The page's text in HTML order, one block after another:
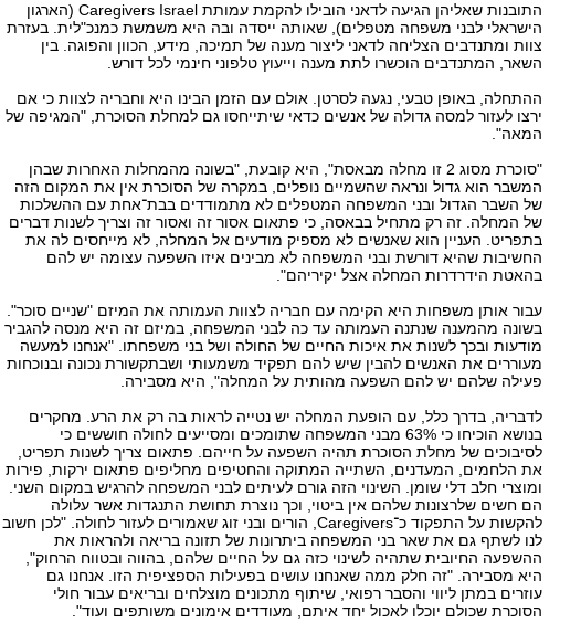
התובנות שאליהן הגיעה לדאני הובילו להקמת עמותת Caregivers Israel (הארגון
הישראלי לבני משפחה מטפלים), שאותה ייסדה ובה היא משמשת כמנכ"לית. בעזרת
צוות ומתנדבים הצליחה לדאני ליצור מענה של תמיכה, מידע, הכוון והפוגה. בין
השאר, המתנדבים הוכשרו לתת מענה וייעוץ טלפוני חינמי לכל דורש.
ההתחלה, באופן טבעי, נגעה לסרטן. אולם עם הזמן הבינו היא וחבריה לצוות כי אם
ירצו לעזור למסה גדולה של אנשים כדאי שיתייחסו גם למחלת הסוכרת, "המגיפה של
המאה".
"סוכרת מסוג 2 זו מחלה מבאסת", היא קובעת, "בשונה מהמחלות האחרות שבהן
המשבר הוא גדול ונראה שהשמיים נופלים, במקרה של הסוכרת אין את המקום הזה
של השבר הגדול ובני המשפחה המטפלים לא מתמודדים בבת־אחת עם ההשלכות
של המחלה. זה רק מתחיל בבאסה, כי פתאום אסור זה ואסור זה וצריך לשנות דברים
בתפריט. העניין הוא שאנשים לא מספיק מודעים אל המחלה, לא מייחסים לה את
החשיבות שהיא דורשת ובני המשפחה לא מבינים איזו השפעה עצומה יש להם
בהאטת הידרדרות המחלה אצל יקיריהם".
עבור אותן משפחות היא הקימה עם חבריה לצוות העמותה את המיזם "שניים סוכר".
בשונה מהמענה שנתנה העמותה עד כה לבני המשפחה, במיזם זה היא מנסה להגביר
מודעות ובכך לשנות את איכות החיים של החולה ושל בני משפחתו. "אנחנו למעשה
מעוררים את האנשים להבין שיש להם תפקיד משמעותי ושבתקשורת נכונה ובנוכחות
פעילה שלהם יש להם השפעה מהותית על המחלה", היא מסבירה.
לדבריה, בדרך כלל, עם הופעת המחלה יש נטייה לראות בה רק את הרע. מחקרים
בנושא הוכיחו כי 63% מבני המשפחה שתומכים ומסייעים לחולה חוששים כי
לסיבוכים של מחלת הסוכרת תהיה השפעה על חייהם. פתאום צריך לשנות תפריט,
את הלחמים, המעדנים, השתייה המתוקה והחטיפים מחליפים פתאום ירקות, פירות
ומוצרי חלב דלי שומן. השינוי הזה גורם לעיתים לבני המשפחה להרגיש במקום השני.
הם חשים שלרצונות שלהם אין ביטוי, וכך נוצרת תחושת התנגדות אשר עלולה
להקשות על התפקוד כ־Caregivers, הורים ובני זוג שאמורים לעזור לחולה. "לכן חשוב
לנו לשתף גם את שאר בני המשפחה ביתרונות של תזונה בריאה ולהראות את
ההשפעה החיובית שתהיה לשינוי כזה גם על החיים שלהם, בהווה ובטווח הרחוק",
היא מסבירה. "זה חלק ממה שאנחנו עושים בפעילות הספציפית הזו. אנחנו גם
עוזרים במתן ליווי והסבר רפואי, שיתוף מתכונים מוצלחים ובריאים עבור חולי
הסוכרת שכולם יוכלו לאכול יחד איתם, מעודדים אימונים משותפים ועוד".